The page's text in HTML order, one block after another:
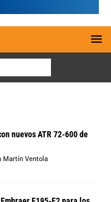
nuevos ATR 72-600 de
Martín Ventola